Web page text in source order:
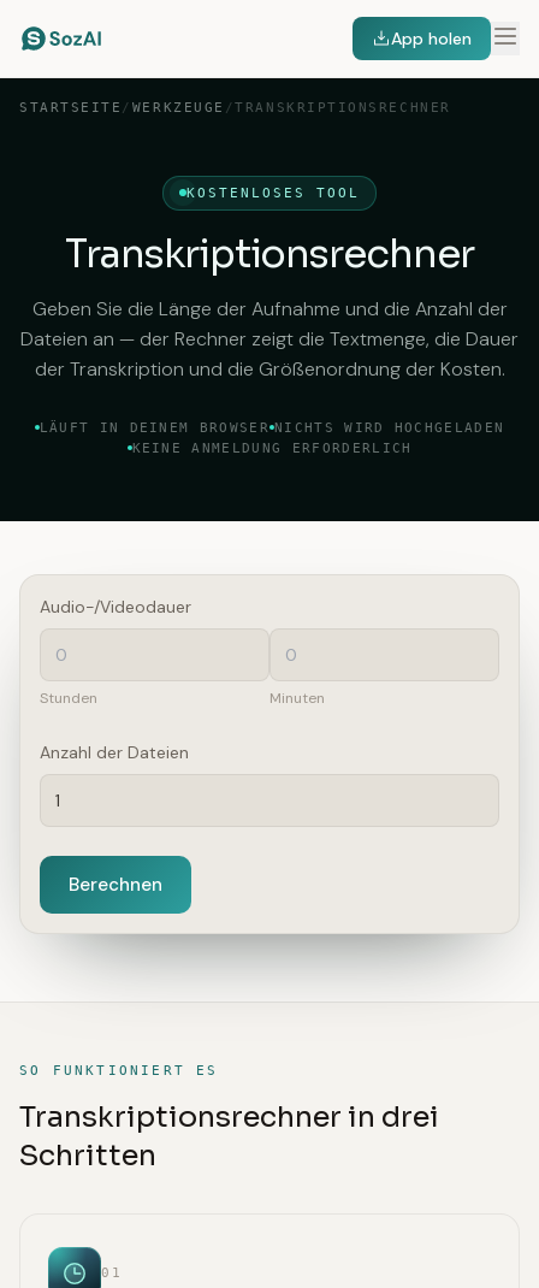
App holen
STARTSEITE / WERKZEUGE /TRANSKRIPTIONSRECHNER
KOSTENLOSES TOOL
Transkriptionsrechner
Geben Sie die Länge der Aufnahme und die Anzahl der
Dateien an — der Rechner zeigt die Textmenge, die Dauer
der Transkription und die Größenordnung der Kosten.
LÄUFT IN DEINEM BROWSER NICHTS WIRD HOCHGELADEN
KEINE ANMELDUNG ERFORDERLICH
Audio-/Videodauer
Stunden Minuten
Anzahl der Dateien
Berechnen
SO FUNKTIONIERT ES
Transkriptionsrechner in drei
Schritten
01